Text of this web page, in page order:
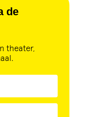
de
theater,